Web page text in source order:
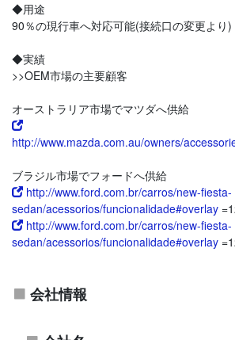
◆用途
90％の現行車へ対応可能(接続口の変更より)
◆実績
>>OEM市場の主要顧客
オーストラリア市場でマツダへ供給
http://www.mazda.com.au/owners/
ブラジル市場でフォードへ供給
http://www.ford.com.br/carros/new-fiesta-
sedan/acessorios/funcionalidade#overlay
http://www.ford.com.br/carros/new-fiesta-
sedan/acessorios/funcionalidade#overlay
会社情報